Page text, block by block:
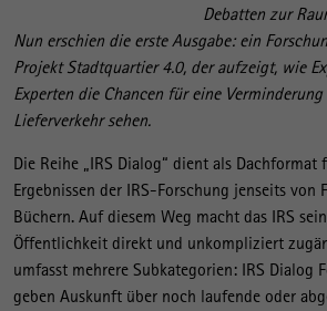
Debatten zur
Nun erschien die erste Ausgabe: ein
Projekt Stadtquartier 4.0, der aufzeigt, wie
Experten die Chancen für eine
Lieferverkehr sehen.
Die Reihe „IRS Dialog“ dient als
Ergebnissen der IRS-Forschung jenseits von
Büchern. Auf diesem Weg macht das IRS
Öffentlichkeit direkt und unkompliziert
umfasst mehrere Subkategorien: IRS Dialog
geben Auskunft über noch laufende oder